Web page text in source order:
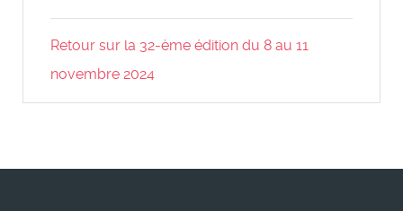
Retour sur la 32-ème édition du 8 au 11
novembre 2024